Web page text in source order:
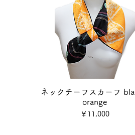
ネックチーフスカーフ
orange
価格
￥11,000